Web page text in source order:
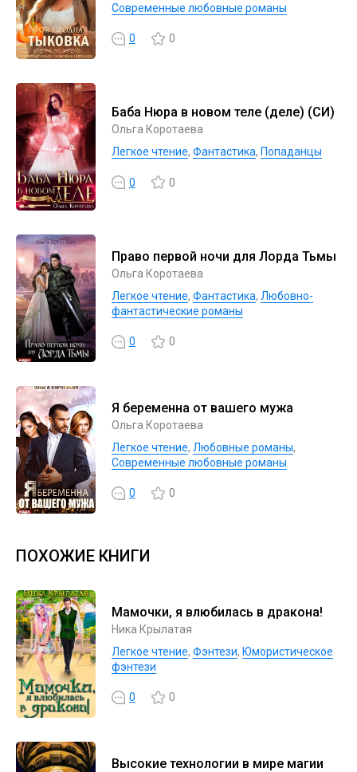
Современные любовные романы
0 0
Баба Нюра в новом теле (деле) (СИ)
Ольга Коротаева
Легкое чтение, Фантастика, Попаданцы
0 0
Право первой ночи для Лорда Тьмы
Ольга Коротаева
Легкое чтение, Фантастика, Любовно-
фантастические романы
0 0
Я беременна от вашего мужа
Ольга Коротаева
Легкое чтение, Любовные романы,
Современные любовные романы
0 0
ПОХОЖИЕ КНИГИ
Мамочки, я влюбилась в дракона!
Ника Крылатая
Легкое чтение, Фэнтези, Юмористическое
фэнтези
0 0
Высокие технологии в мире магии